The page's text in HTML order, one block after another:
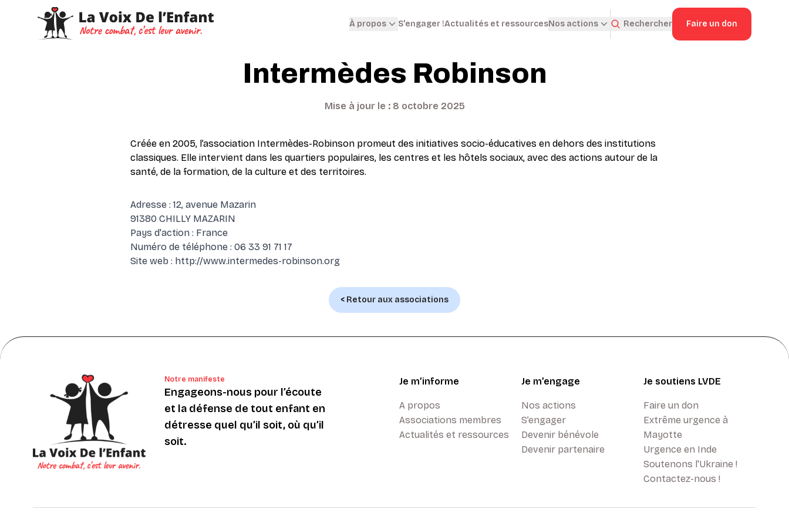
À propos S'engager !Actualités et ressourcesNos actions Rechercher Faire un don
Intermèdes Robinson
Mise à jour le : 8 octobre 2025
Créée en 2005, l’association Intermèdes-Robinson promeut des initiatives socio-éducatives en dehors des institutions
classiques. Elle intervient dans les quartiers populaires, les centres et les hôtels sociaux, avec des actions autour de la
santé, de la formation, de la culture et des territoires.
Adresse : 12, avenue Mazarin
91380 CHILLY MAZARIN
Pays d'action : France
Numéro de téléphone : 06 33 91 71 17
Site web : http://www.intermedes-robinson.org
< Retour aux associations
Notre manifeste
Engageons-nous pour l’écoute
et la défense de tout enfant en
détresse quel qu’il soit, où qu’il
soit.
Je m’informe
A propos
Associations membres
Actualités et ressources
Je m’engage
Nos actions
S’engager
Devenir bénévole
Devenir partenaire
Je soutiens LVDE
Faire un don
Extrême urgence à
Mayotte
Urgence en Inde
Soutenons l'Ukraine !
Contactez-nous !